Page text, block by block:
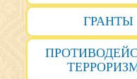
ГРАНТЫ